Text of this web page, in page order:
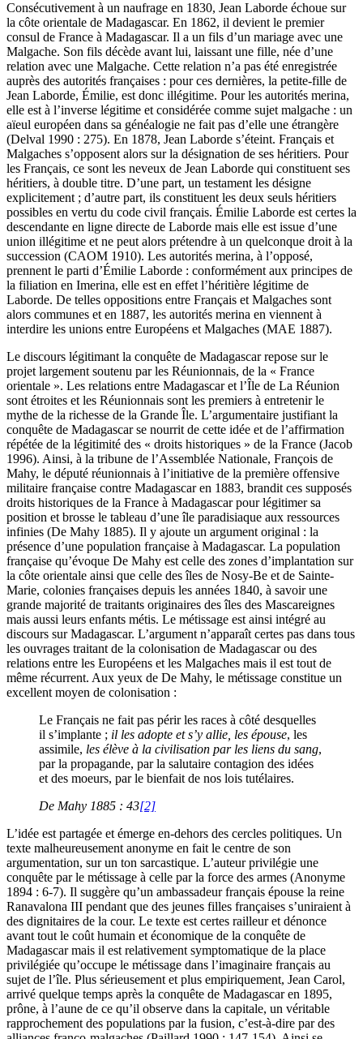
Consécutivement à un naufrage en 1830, Jean Laborde échoue sur
la côte orientale de Madagascar. En 1862, il devient le premier
consul de France à Madagascar. Il a un fils d’un mariage avec une
Malgache. Son fils décède avant lui, laissant une fille, née d’une
relation avec une Malgache. Cette relation n’a pas été enregistrée
auprès des autorités françaises : pour ces dernières, la petite-fille de
Jean Laborde, Émilie, est donc illégitime. Pour les autorités merina,
elle est à l’inverse légitime et considérée comme sujet malgache : un
aïeul européen dans sa généalogie ne fait pas d’elle une étrangère
(Delval 1990 : 275). En 1878, Jean Laborde s’éteint. Français et
Malgaches s’opposent alors sur la désignation de ses héritiers. Pour
les Français, ce sont les neveux de Jean Laborde qui constituent ses
héritiers, à double titre. D’une part, un testament les désigne
explicitement ; d’autre part, ils constituent les deux seuls héritiers
possibles en vertu du code civil français. Émilie Laborde est certes la
descendante en ligne directe de Laborde mais elle est issue d’une
union illégitime et ne peut alors prétendre à un quelconque droit à la
succession (CAOM 1910). Les autorités merina, à l’opposé,
prennent le parti d’Émilie Laborde : conformément aux principes de
la filiation en Imerina, elle est en effet l’héritière légitime de
Laborde. De telles oppositions entre Français et Malgaches sont
alors communes et en 1887, les autorités merina en viennent à
interdire les unions entre Européens et Malgaches (MAE 1887).
Le discours légitimant la conquête de Madagascar repose sur le
projet largement soutenu par les Réunionnais, de la « France
orientale ». Les relations entre Madagascar et l’Île de La Réunion
sont étroites et les Réunionnais sont les premiers à entretenir le
mythe de la richesse de la Grande Île. L’argumentaire justifiant la
conquête de Madagascar se nourrit de cette idée et de l’affirmation
répétée de la légitimité des « droits historiques » de la France (Jacob
1996). Ainsi, à la tribune de l’Assemblée Nationale, François de
Mahy, le député réunionnais à l’initiative de la première offensive
militaire française contre Madagascar en 1883, brandit ces supposés
droits historiques de la France à Madagascar pour légitimer sa
position et brosse le tableau d’une île paradisiaque aux ressources
infinies (De Mahy 1885). Il y ajoute un argument original : la
présence d’une population française à Madagascar. La population
française qu’évoque De Mahy est celle des zones d’implantation sur
la côte orientale ainsi que celle des îles de Nosy-Be et de Sainte-
Marie, colonies françaises depuis les années 1840, à savoir une
grande majorité de traitants originaires des îles des Mascareignes
mais aussi leurs enfants métis. Le métissage est ainsi intégré au
discours sur Madagascar. L’argument n’apparaît certes pas dans tous
les ouvrages traitant de la colonisation de Madagascar ou des
relations entre les Européens et les Malgaches mais il est tout de
même récurrent. Aux yeux de De Mahy, le métissage constitue un
excellent moyen de colonisation :
Le Français ne fait pas périr les races à côté desquelles
il s’implante ; il les adopte et s’y allie, les épouse, les
assimile, les élève à la civilisation par les liens du sang,
par la propagande, par la salutaire contagion des idées
et des moeurs, par le bienfait de nos lois tutélaires.
De Mahy 1885 : 43[2]
L’idée est partagée et émerge en-dehors des cercles politiques. Un
texte malheureusement anonyme en fait le centre de son
argumentation, sur un ton sarcastique. L’auteur privilégie une
conquête par le métissage à celle par la force des armes (Anonyme
1894 : 6-7). Il suggère qu’un ambassadeur français épouse la reine
Ranavalona III pendant que des jeunes filles françaises s’uniraient à
des dignitaires de la cour. Le texte est certes railleur et dénonce
avant tout le coût humain et économique de la conquête de
Madagascar mais il est relativement symptomatique de la place
privilégiée qu’occupe le métissage dans l’imaginaire français au
sujet de l’île. Plus sérieusement et plus empiriquement, Jean Carol,
arrivé quelque temps après la conquête de Madagascar en 1895,
prône, à l’aune de ce qu’il observe dans la capitale, un véritable
rapprochement des populations par la fusion, c’est-à-dire par des